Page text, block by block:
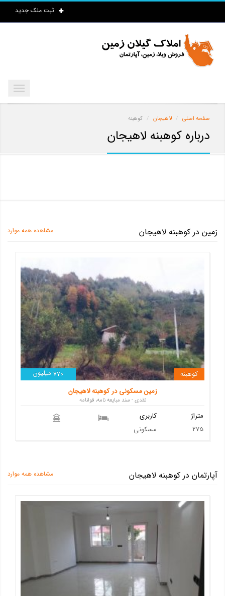
ثبت ملک جدید
صفحه اصلی لاهیجان کوهبنه
درباره کوهبنه لاهیجان
زمین در کوهبنه لاهیجان مشاهده همه موارد
770 میلیون
کوهبنه
زمین مسکونی در کوهبنه لاهیجان
نقدی - سند مبایعه نامه، قولنامه
کاربری
مسکونی
متراژ
275
آپارتمان در کوهبنه لاهیجان مشاهده همه موارد